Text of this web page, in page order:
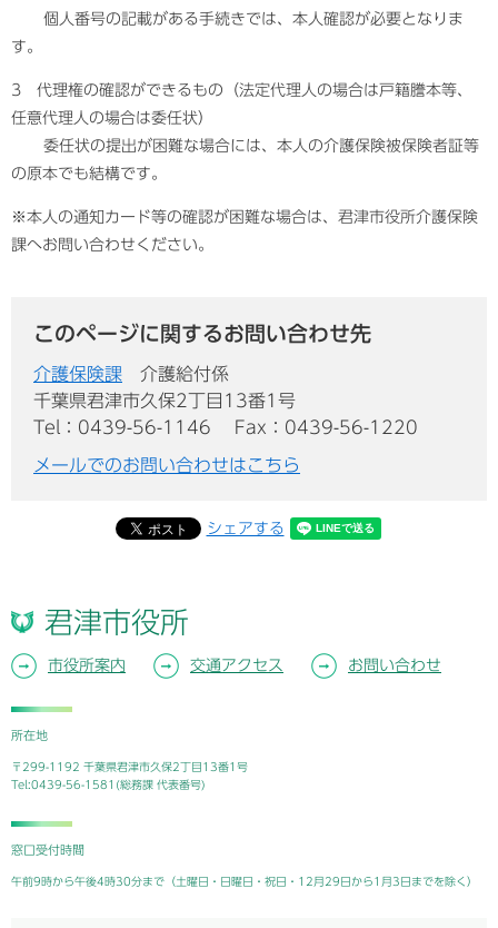
個人番号の記載がある手続きでは、本人確認が必要となりま
す。
3 代理権の確認ができるもの（法定代理人の場合は戸籍謄本等、
任意代理人の場合は委任状）
委任状の提出が困難な場合には、本人の介護保険被保険者証等
の原本でも結構です。
※本人の通知カード等の確認が困難な場合は、君津市役所介護保険
課へお問い合わせください。
このページに関するお問い合わせ先
介護保険課
介護給付係
千葉県君津市久保2丁目13番1号
Tel：0439-56-1146
Fax：0439-56-1220
メールでのお問い合わせはこちら
シェアする
君津市役所
市役所案内 交通アクセス お問い合わせ
所在地
〒299-1192 千葉県君津市久保2丁目13番1号
Tel:0439-56-1581(総務課 代表番号)
窓口受付時間
午前9時から午後4時30分まで（土曜日・日曜日・祝日・12月29日から1月3日までを除く）